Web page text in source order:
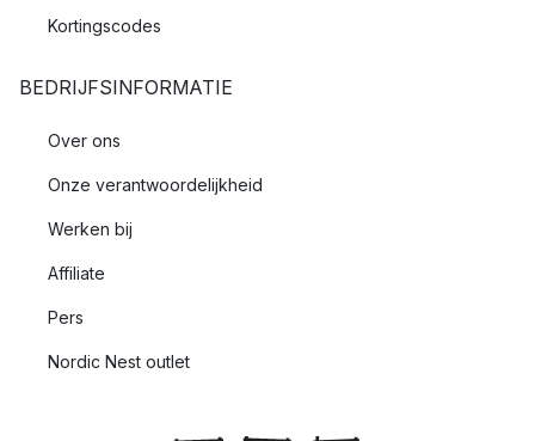
Kortingscodes
BEDRIJFSINFORMATIE
Over ons
Onze verantwoordelijkheid
Werken bij
Affiliate
Pers
Nordic Nest outlet